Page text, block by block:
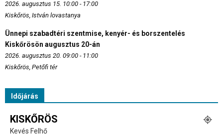
2026. augusztus 15. 10:00 - 17:00
Kiskőrös, István lovastanya
Ünnepi szabadtéri szentmise, kenyér- és borszentelés
Kiskőrösön augusztus 20-án
2026. augusztus 20. 09:00 - 11:00
Kiskőrös, Petőfi tér
Időjárás
KISKŐRÖS
Kevés Felhő